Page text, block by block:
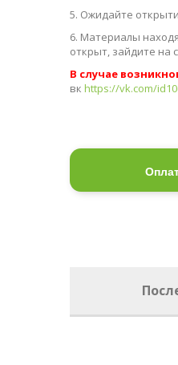
5. Ожидайте
6. Материалы
открыт, зайдите на
В случае
вк https://vk.com/